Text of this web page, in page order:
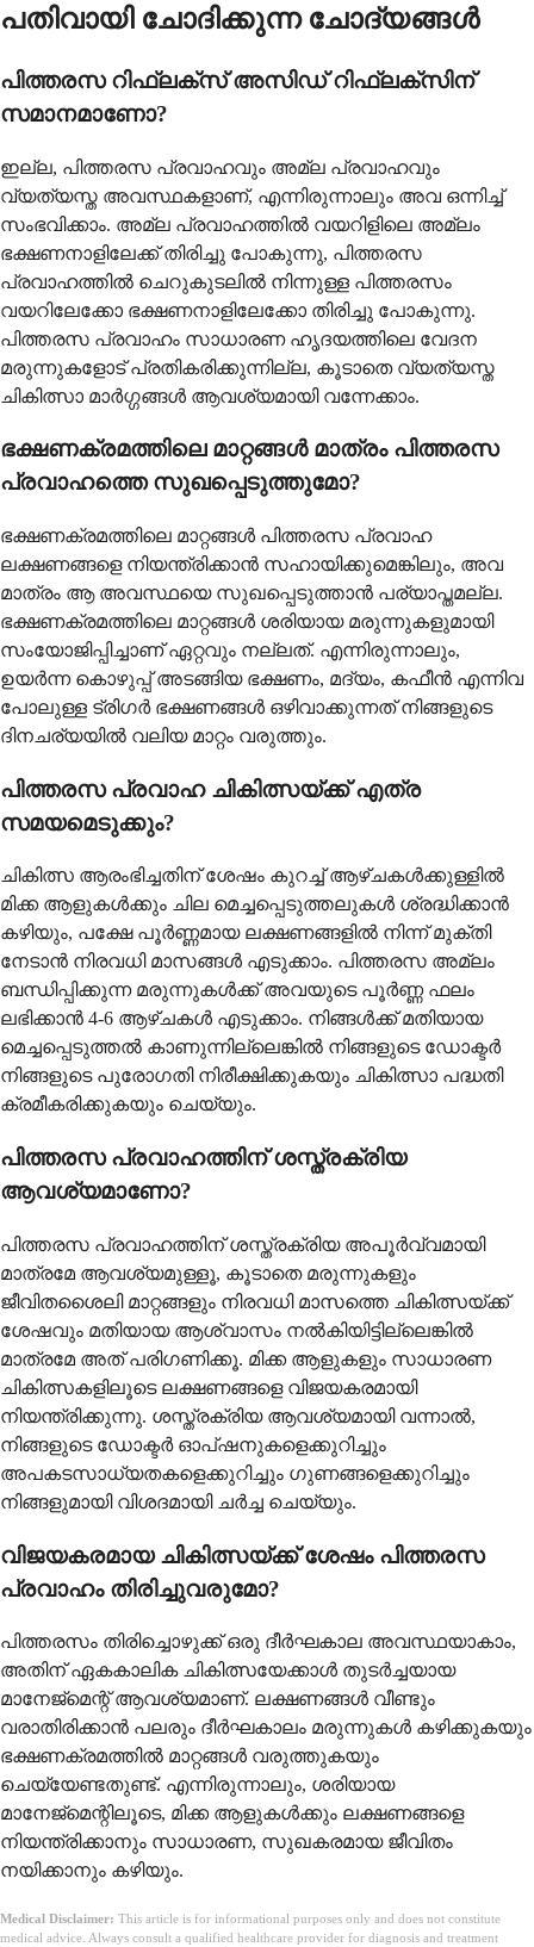
പതിവായി ചോദിക്കുന്ന ചോദ്യങ്ങൾ
പിത്തരസ റിഫ്ലക്സ് അസിഡ് റിഫ്ലക്സിന്
സമാനമാണോ?
ഇല്ല, പിത്തരസ പ്രവാഹവും അമ്ല പ്രവാഹവും
വ്യത്യസ്ത അവസ്ഥകളാണ്, എന്നിരുന്നാലും അവ ഒന്നിച്ച്
സംഭവിക്കാം. അമ്ല പ്രവാഹത്തിൽ വയറിളിലെ അമ്ലം
ഭക്ഷണനാളിലേക്ക് തിരിച്ചു പോകുന്നു, പിത്തരസ
പ്രവാഹത്തിൽ ചെറുകുടലിൽ നിന്നുള്ള പിത്തരസം
വയറിലേക്കോ ഭക്ഷണനാളിലേക്കോ തിരിച്ചു പോകുന്നു.
പിത്തരസ പ്രവാഹം സാധാരണ ഹൃദയത്തിലെ വേദന
മരുന്നുകളോട് പ്രതികരിക്കുന്നില്ല, കൂടാതെ വ്യത്യസ്ത
ചികിത്സാ മാർഗ്ഗങ്ങൾ ആവശ്യമായി വന്നേക്കാം.
ഭക്ഷണക്രമത്തിലെ മാറ്റങ്ങൾ മാത്രം പിത്തരസ
പ്രവാഹത്തെ സുഖപ്പെടുത്തുമോ?
ഭക്ഷണക്രമത്തിലെ മാറ്റങ്ങൾ പിത്തരസ പ്രവാഹ
ലക്ഷണങ്ങളെ നിയന്ത്രിക്കാൻ സഹായിക്കുമെങ്കിലും, അവ
മാത്രം ആ അവസ്ഥയെ സുഖപ്പെടുത്താൻ പര്യാപ്തമല്ല.
ഭക്ഷണക്രമത്തിലെ മാറ്റങ്ങൾ ശരിയായ മരുന്നുകളുമായി
സംയോജിപ്പിച്ചാണ് ഏറ്റവും നല്ലത്. എന്നിരുന്നാലും,
ഉയർന്ന കൊഴുപ്പ് അടങ്ങിയ ഭക്ഷണം, മദ്യം, കഫീൻ എന്നിവ
പോലുള്ള ട്രിഗർ ഭക്ഷണങ്ങൾ ഒഴിവാക്കുന്നത് നിങ്ങളുടെ
ദിനചര്യയിൽ വലിയ മാറ്റം വരുത്തും.
പിത്തരസ പ്രവാഹ ചികിത്സയ്ക്ക് എത്ര
സമയമെടുക്കും?
ചികിത്സ ആരംഭിച്ചതിന് ശേഷം കുറച്ച് ആഴ്ചകൾക്കുള്ളിൽ
മിക്ക ആളുകൾക്കും ചില മെച്ചപ്പെടുത്തലുകൾ ശ്രദ്ധിക്കാൻ
കഴിയും, പക്ഷേ പൂർണ്ണമായ ലക്ഷണങ്ങളിൽ നിന്ന് മുക്തി
നേടാൻ നിരവധി മാസങ്ങൾ എടുക്കാം. പിത്തരസ അമ്ലം
ബന്ധിപ്പിക്കുന്ന മരുന്നുകൾക്ക് അവയുടെ പൂർണ്ണ ഫലം
ലഭിക്കാൻ 4-6 ആഴ്ചകൾ എടുക്കാം. നിങ്ങൾക്ക് മതിയായ
മെച്ചപ്പെടുത്തൽ കാണുന്നില്ലെങ്കിൽ നിങ്ങളുടെ ഡോക്ടർ
നിങ്ങളുടെ പുരോഗതി നിരീക്ഷിക്കുകയും ചികിത്സാ പദ്ധതി
ക്രമീകരിക്കുകയും ചെയ്യും.
പിത്തരസ പ്രവാഹത്തിന് ശസ്ത്രക്രിയ
ആവശ്യമാണോ?
പിത്തരസ പ്രവാഹത്തിന് ശസ്ത്രക്രിയ അപൂർവ്വമായി
മാത്രമേ ആവശ്യമുള്ളൂ, കൂടാതെ മരുന്നുകളും
ജീവിതശൈലി മാറ്റങ്ങളും നിരവധി മാസത്തെ ചികിത്സയ്ക്ക്
ശേഷവും മതിയായ ആശ്വാസം നൽകിയിട്ടില്ലെങ്കിൽ
മാത്രമേ അത് പരിഗണിക്കൂ. മിക്ക ആളുകളും സാധാരണ
ചികിത്സകളിലൂടെ ലക്ഷണങ്ങളെ വിജയകരമായി
നിയന്ത്രിക്കുന്നു. ശസ്ത്രക്രിയ ആവശ്യമായി വന്നാൽ,
നിങ്ങളുടെ ഡോക്ടർ ഓപ്ഷനുകളെക്കുറിച്ചും
അപകടസാധ്യതകളെക്കുറിച്ചും ഗുണങ്ങളെക്കുറിച്ചും
നിങ്ങളുമായി വിശദമായി ചർച്ച ചെയ്യും.
വിജയകരമായ ചികിത്സയ്ക്ക് ശേഷം പിത്തരസ
പ്രവാഹം തിരിച്ചുവരുമോ?
പിത്തരസം തിരിച്ചൊഴുക്ക് ഒരു ദീർഘകാല അവസ്ഥയാകാം,
അതിന് ഏകകാലിക ചികിത്സയേക്കാൾ തുടർച്ചയായ
മാനേജ്മെന്റ് ആവശ്യമാണ്. ലക്ഷണങ്ങൾ വീണ്ടും
വരാതിരിക്കാൻ പലരും ദീർഘകാലം മരുന്നുകൾ കഴിക്കുകയും
ഭക്ഷണക്രമത്തിൽ മാറ്റങ്ങൾ വരുത്തുകയും
ചെയ്യേണ്ടതുണ്ട്. എന്നിരുന്നാലും, ശരിയായ
മാനേജ്മെന്റിലൂടെ, മിക്ക ആളുകൾക്കും ലക്ഷണങ്ങളെ
നിയന്ത്രിക്കാനും സാധാരണ, സുഖകരമായ ജീവിതം
നയിക്കാനും കഴിയും.
Medical Disclaimer: This article is for informational purposes only and does not constitute
medical advice. Always consult a qualified healthcare provider for diagnosis and treatment